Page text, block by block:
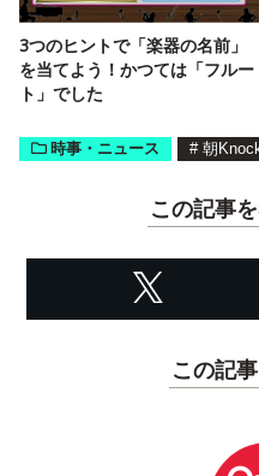
3つのヒントで「楽器の名前」
を当てよう！かつては「フルー
ト」でした
時事・ニュース # 朝
この記事
この記